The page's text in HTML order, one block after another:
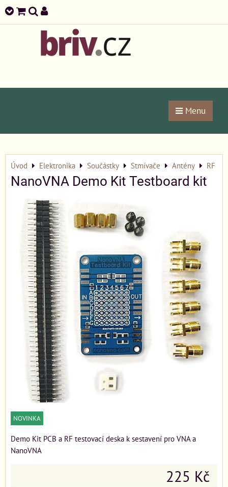
Menu
Úvod Elektronika Součástky Stmívače Antény RF
NanoVNA Demo Kit Testboard kit
NOVINKA
Demo Kit PCB a RF testovací deska k sestavení pro VNA a
NanoVNA
225 Kč